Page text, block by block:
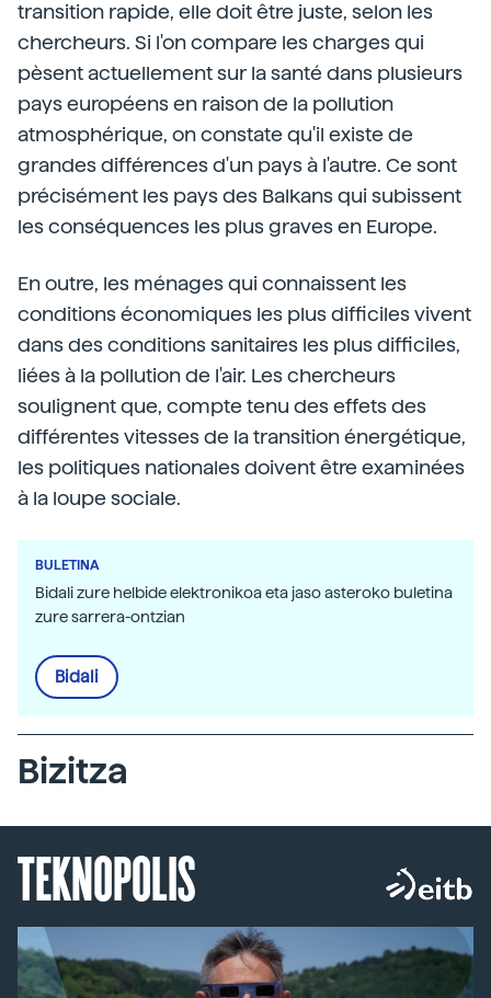
transition rapide, elle doit être juste, selon les
chercheurs. Si l'on compare les charges qui
pèsent actuellement sur la santé dans plusieurs
pays européens en raison de la pollution
atmosphérique, on constate qu'il existe de
grandes différences d'un pays à l'autre. Ce sont
précisément les pays des Balkans qui subissent
les conséquences les plus graves en Europe.
En outre, les ménages qui connaissent les
conditions économiques les plus difficiles vivent
dans des conditions sanitaires les plus difficiles,
liées à la pollution de l'air. Les chercheurs
soulignent que, compte tenu des effets des
différentes vitesses de la transition énergétique,
les politiques nationales doivent être examinées
à la loupe sociale.
BULETINA
Bidali zure helbide elektronikoa eta jaso asteroko buletina
zure sarrera-ontzian
Bidali
Bizitza
TEKNOPOLIS